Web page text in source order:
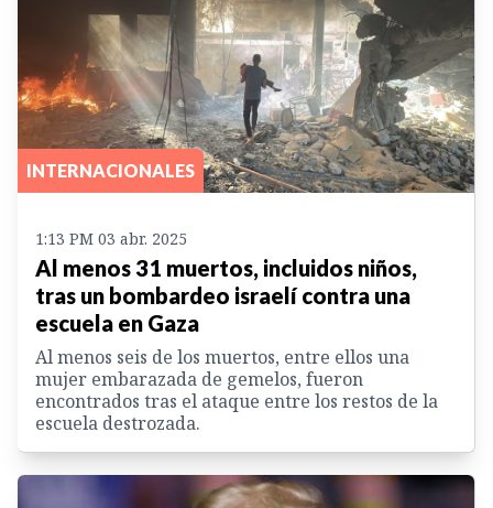
INTERNACIONALES
1:13 PM 03 abr. 2025
Al menos 31 muertos, incluidos niños,
tras un bombardeo israelí contra una
escuela en Gaza
Al menos seis de los muertos, entre ellos una
mujer embarazada de gemelos, fueron
encontrados tras el ataque entre los restos de la
escuela destrozada.